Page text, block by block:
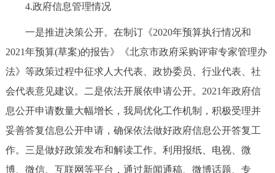
DEUTSCH FRANÇAIS РУССКИЙ ЯЗЫК
ESPAÑOL العربية PORTUGUÊS
ITALIANO
4.政府信息管理情况
一是推进决策公开。在制订《2020年预算执行情况和
2021年预算(草案)的报告》《北京市政府采购评审专家管理办
法》等政策过程中征求人大代表、政协委员、行业代表、社
会代表意见建议。二是依法开展依申请公开。2021年政府信
息公开申请数量大幅增长，我局优化工作机制，积极受理并
妥善答复信息公开申请，确保依法做好政府信息公开答复工
作。三是做好政策发布和解读工作。利用报纸、电视、微
博、微信、互联网等平台，通过新闻通稿、微博话题、专